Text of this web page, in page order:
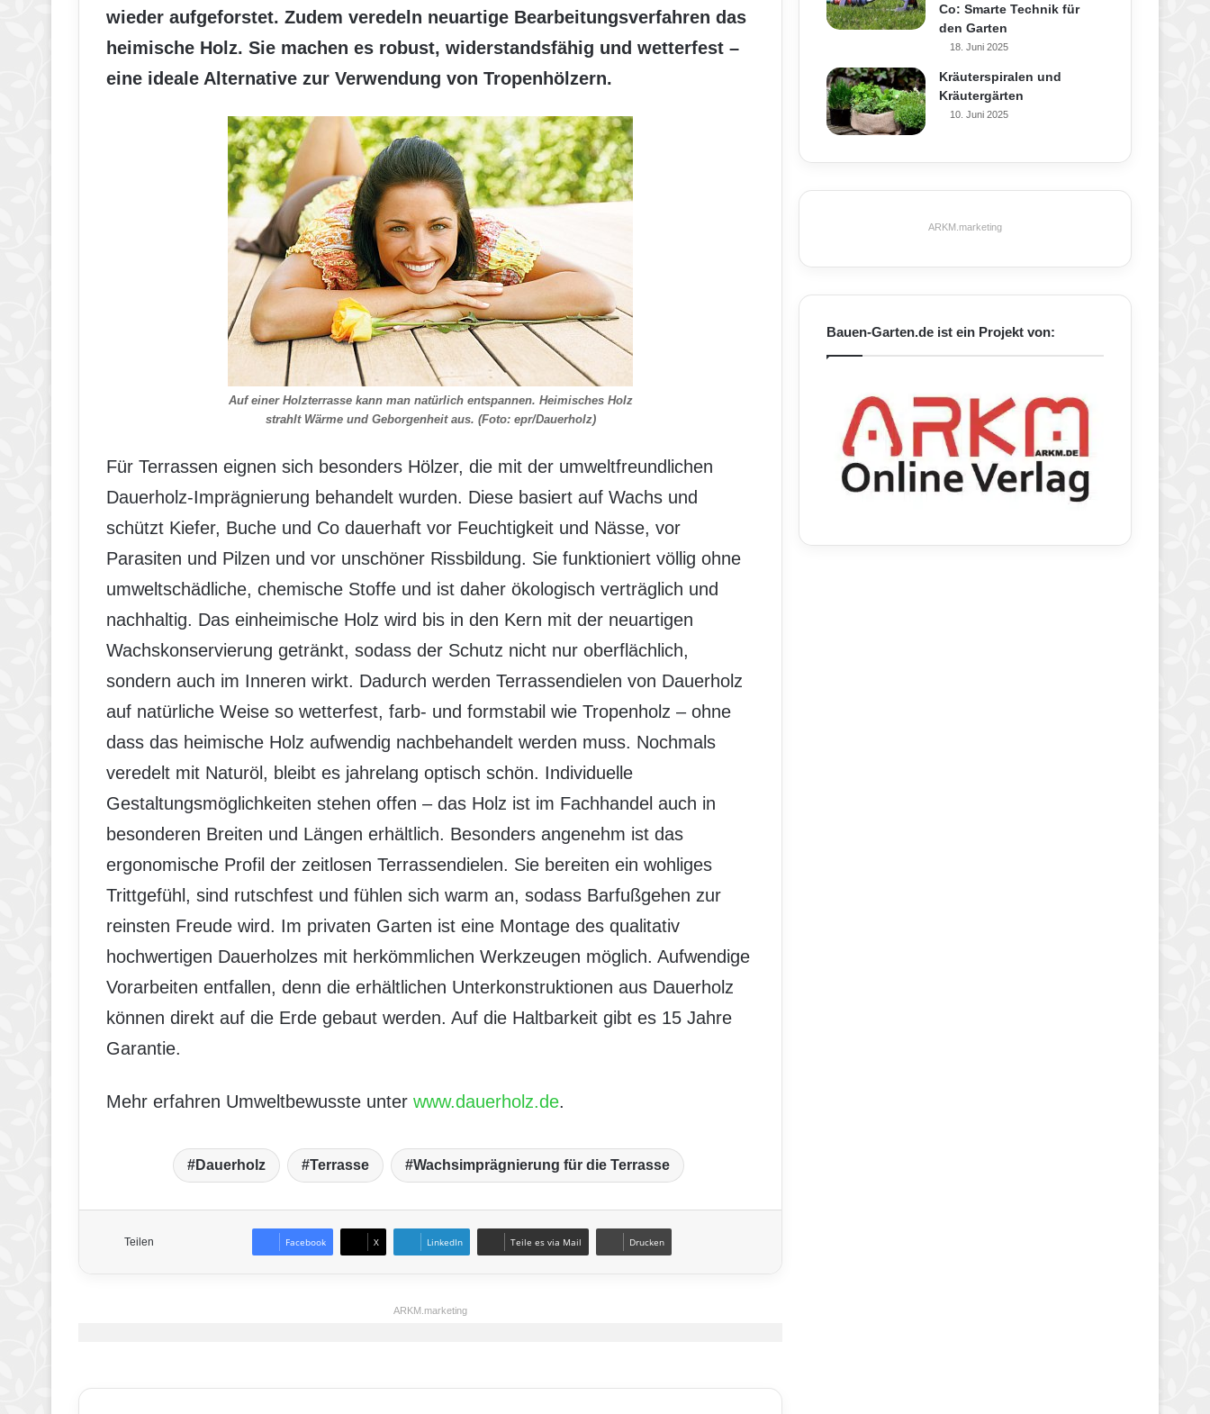
wieder aufgeforstet. Zudem veredeln neuartige Bearbeitungsverfahren das
heimische Holz. Sie machen es robust, widerstandsfähig und wetterfest –
eine ideale Alternative zur Verwendung von Tropenhölzern.
Auf einer Holzterrasse kann man natürlich entspannen. Heimisches Holz
strahlt Wärme und Geborgenheit aus. (Foto: epr/Dauerholz)
Für Terrassen eignen sich besonders Hölzer, die mit der umweltfreundlichen
Dauerholz-Imprägnierung behandelt wurden. Diese basiert auf Wachs und
schützt Kiefer, Buche und Co dauerhaft vor Feuchtigkeit und Nässe, vor
Parasiten und Pilzen und vor unschöner Rissbildung. Sie funktioniert völlig ohne
umweltschädliche, chemische Stoffe und ist daher ökologisch verträglich und
nachhaltig. Das einheimische Holz wird bis in den Kern mit der neuartigen
Wachskonservierung getränkt, sodass der Schutz nicht nur oberflächlich,
sondern auch im Inneren wirkt. Dadurch werden Terrassendielen von Dauerholz
auf natürliche Weise so wetterfest, farb- und formstabil wie Tropenholz – ohne
dass das heimische Holz aufwendig nachbehandelt werden muss. Nochmals
veredelt mit Naturöl, bleibt es jahrelang optisch schön. Individuelle
Gestaltungsmöglichkeiten stehen offen – das Holz ist im Fachhandel auch in
besonderen Breiten und Längen erhältlich. Besonders angenehm ist das
ergonomische Profil der zeitlosen Terrassendielen. Sie bereiten ein wohliges
Trittgefühl, sind rutschfest und fühlen sich warm an, sodass Barfußgehen zur
reinsten Freude wird. Im privaten Garten ist eine Montage des qualitativ
hochwertigen Dauerholzes mit herkömmlichen Werkzeugen möglich. Aufwendige
Vorarbeiten entfallen, denn die erhältlichen Unterkonstruktionen aus Dauerholz
können direkt auf die Erde gebaut werden. Auf die Haltbarkeit gibt es 15 Jahre
Garantie.
Mehr erfahren Umweltbewusste unter www.dauerholz.de.
Dauerholz Terrasse Wachsimprägnierung für die Terrasse
Teilen Facebook X LinkedIn Teile es via Mail Drucken
ARKM.marketing
Co: Smarte Technik für
den Garten
18. Juni 2025
Kräuterspiralen und
Kräutergärten
10. Juni 2025
ARKM.marketing
Bauen-Garten.de ist ein Projekt von: